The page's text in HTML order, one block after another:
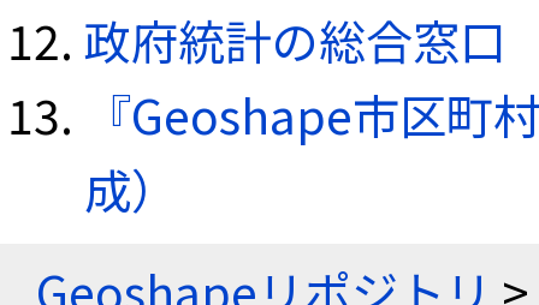
政府統計の総合窓口
『Geoshape市区町
成）
Geoshapeリポジトリ >